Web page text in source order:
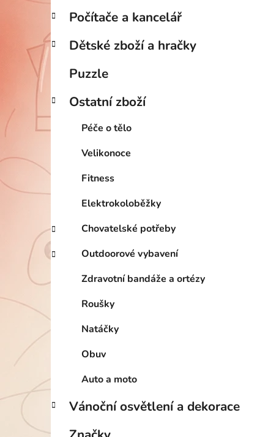
Počítače a kancelář
Dětské zboží a hračky
Puzzle
Ostatní zboží
Péče o tělo
Velikonoce
Fitness
Elektrokoloběžky
Chovatelské potřeby
Outdoorové vybavení
Zdravotní bandáže a ortézy
Roušky
Natáčky
Obuv
Auto a moto
Vánoční osvětlení a dekorace